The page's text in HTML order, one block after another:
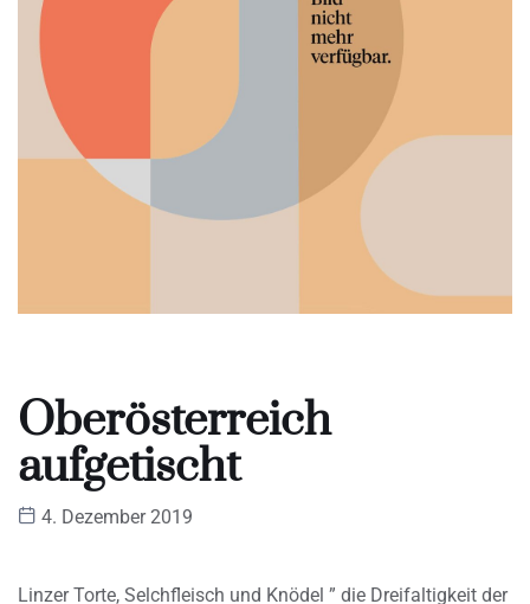
Oberösterreich
aufgetischt
4. Dezember 2019
Linzer Torte, Selchfleisch und Knödel ” die Dreifaltigkeit der